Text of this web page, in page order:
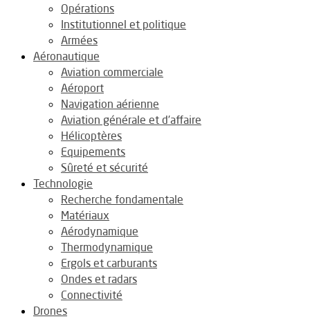
Opérations
Institutionnel et politique
Armées
Aéronautique
Aviation commerciale
Aéroport
Navigation aérienne
Aviation générale et d’affaire
Hélicoptères
Equipements
Sûreté et sécurité
Technologie
Recherche fondamentale
Matériaux
Aérodynamique
Thermodynamique
Ergols et carburants
Ondes et radars
Connectivité
Drones